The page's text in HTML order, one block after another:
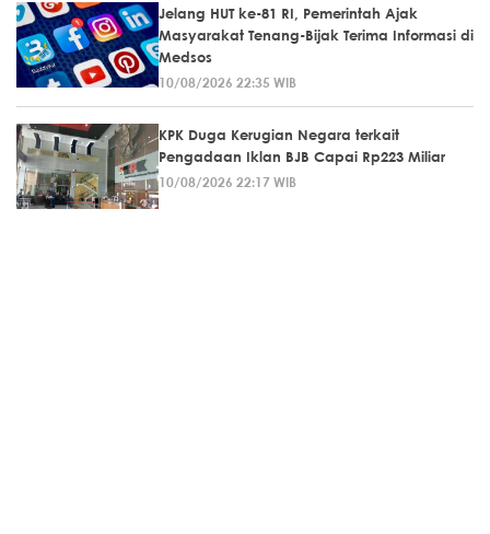
Jelang HUT ke-81 RI, Pemerintah Ajak
Masyarakat Tenang-Bijak Terima Informasi di
Medsos
10/08/2026 22:35 WIB
KPK Duga Kerugian Negara terkait
Pengadaan Iklan BJB Capai Rp223 Miliar
10/08/2026 22:17 WIB